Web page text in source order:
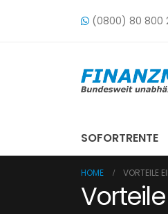
(0800) 80 800
SOFORTRENTE
HOME VORTEILE